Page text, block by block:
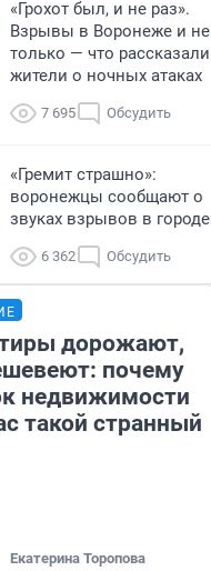
«Грохот был, и не раз».
Взрывы в Воронеже и не
только — что рассказали
жители о ночных атаках
7 695 Обсудить
«Гремит страшно»:
воронежцы сообщают о
звуках взрывов в городе
6 362 Обсудить
дорожают,
почему
недвижимости
такой странный
Екатерина Торопова